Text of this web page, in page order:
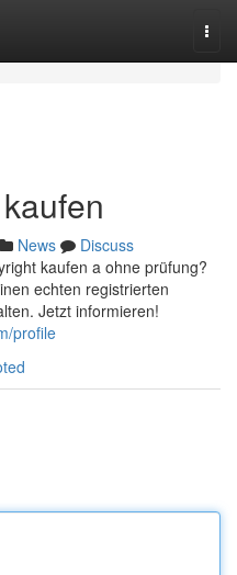
News
Discuss
kaufen a ohne prüfung?
echten registrierten
Jetzt informieren!
profile